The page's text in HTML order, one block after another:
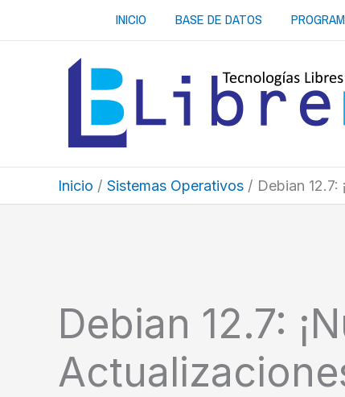
INICIO BASE DE DATOS
Inicio Sistemas Operativos Debian
Debian 12.7: